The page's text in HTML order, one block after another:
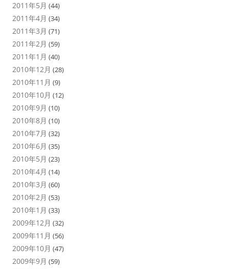
2011年5月 (44)
2011年4月 (34)
2011年3月 (71)
2011年2月 (59)
2011年1月 (40)
2010年12月 (28)
2010年11月 (9)
2010年10月 (12)
2010年9月 (10)
2010年8月 (10)
2010年7月 (32)
2010年6月 (35)
2010年5月 (23)
2010年4月 (14)
2010年3月 (60)
2010年2月 (53)
2010年1月 (33)
2009年12月 (32)
2009年11月 (56)
2009年10月 (47)
2009年9月 (59)